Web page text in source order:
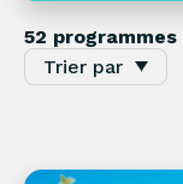
52 programmes
Trier par